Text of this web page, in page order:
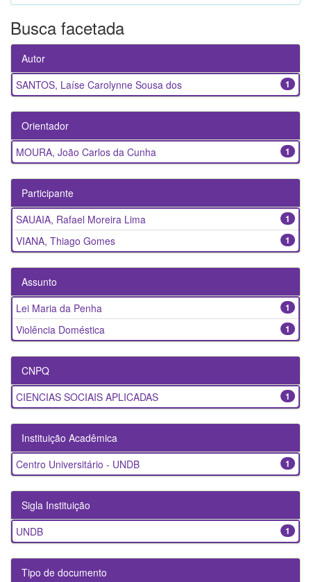
Busca facetada
Autor
1
SANTOS, Laíse Carolynne Sousa dos
Orientador
1
MOURA, João Carlos da Cunha
Participante
1
SAUAIA, Rafael Moreira Lima
1
VIANA, Thiago Gomes
Assunto
1
Lei Maria da Penha
1
Violência Doméstica
CNPQ
1
CIENCIAS SOCIAIS APLICADAS
Instituição Acadêmica
1
Centro Universitário - UNDB
Sigla Instituição
1
UNDB
Tipo de documento